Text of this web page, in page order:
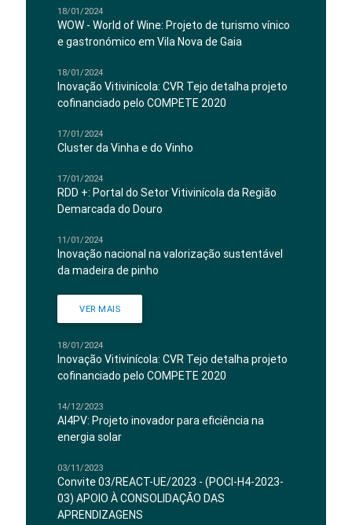
18/01/2024
WOW - World of Wine: Projeto de turismo vínico
e gastronómico em Vila Nova de Gaia
18/01/2024
Inovação Vitivinícola: CVR Tejo detalha projeto
cofinanciado pelo COMPETE 2020
17/01/2024
Cluster da Vinha e do Vinho
17/01/2024
RDD +: Portal do Setor Vitivinícola da Região
Demarcada do Douro
11/01/2024
Inovação nacional na valorização sustentável
da madeira de pinho
VER MAIS
18/01/2024
Inovação Vitivinícola: CVR Tejo detalha projeto
cofinanciado pelo COMPETE 2020
14/12/2023
AI4PV: Projeto inovador para eficiência na
energia solar
03/11/2023
Convite 03/REACT-UE/2023 - (POCI-H4-2023-
03) APOIO À CONSOLIDAÇÃO DAS
APRENDIZAGENS